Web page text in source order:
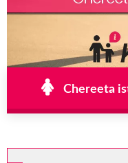
Chereeta